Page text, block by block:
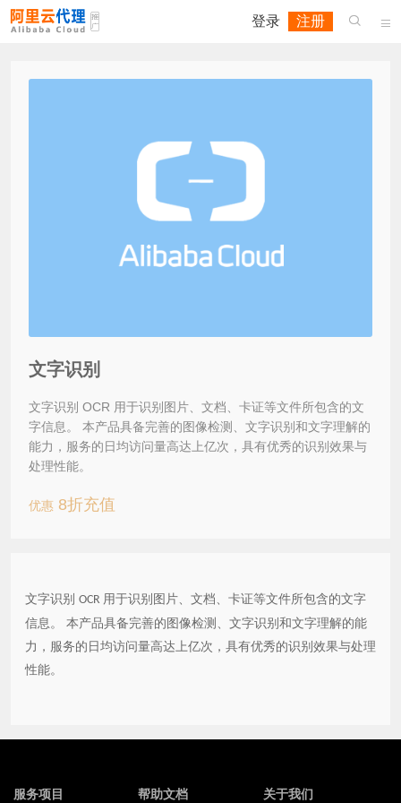

登录 注册 
文字识别
文字识别 OCR 用于识别图片、文档、卡证等文件所包含的文
字信息。 本产品具备完善的图像检测、文字识别和文字理解的
能力，服务的日均访问量高达上亿次，具有优秀的识别效果与
处理性能。
优惠 8折充值
文字识别 OCR 用于识别图片、文档、卡证等文件所包含的文字
信息。 本产品具备完善的图像检测、文字识别和文字理解的能
力，服务的日均访问量高达上亿次，具有优秀的识别效果与处理
性能。
服务项目 帮助文档 关于我们